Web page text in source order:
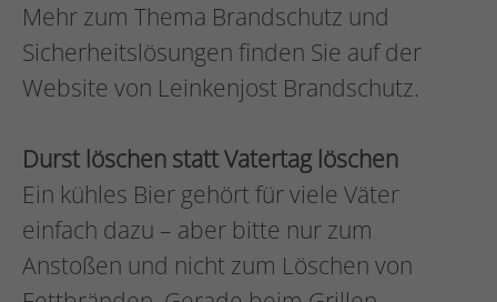
Mehr zum Thema Brandschutz und
Sicherheitslösungen finden Sie auf der
Website von Leinkenjost Brandschutz.
Durst löschen statt Vatertag löschen
Ein kühles Bier gehört für viele Väter
einfach dazu – aber bitte nur zum
Anstoßen und nicht zum Löschen von